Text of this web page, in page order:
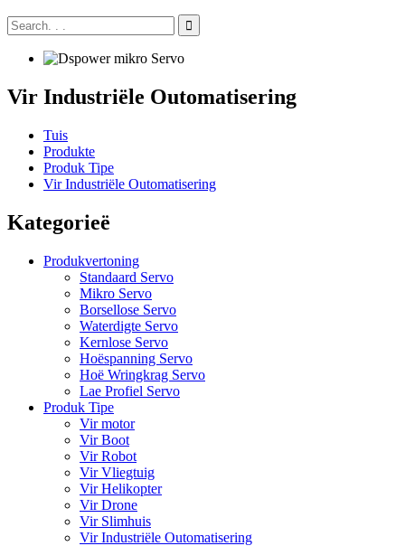
Vir Industriële Outomatisering
Tuis
Produkte
Produk Tipe
Vir Industriële Outomatisering
Kategorieë
Produkvertoning
Standaard Servo
Mikro Servo
Borsellose Servo
Waterdigte Servo
Kernlose Servo
Hoëspanning Servo
Hoë Wringkrag Servo
Lae Profiel Servo
Produk Tipe
Vir motor
Vir Boot
Vir Robot
Vir Vliegtuig
Vir Helikopter
Vir Drone
Vir Slimhuis
Vir Industriële Outomatisering